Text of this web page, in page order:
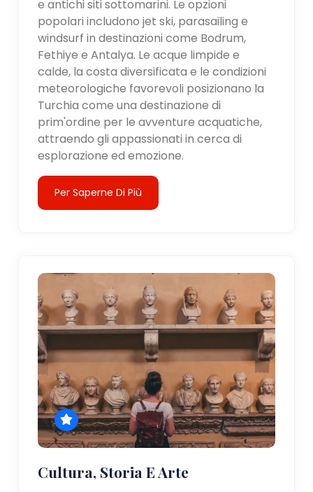
e antichi siti sottomarini. Le opzioni
popolari includono jet ski, parasailing e
windsurf in destinazioni come Bodrum,
Fethiye e Antalya. Le acque limpide e
calde, la costa diversificata e le condizioni
meteorologiche favorevoli posizionano la
Turchia come una destinazione di
prim'ordine per le avventure acquatiche,
attraendo gli appassionati in cerca di
esplorazione ed emozione.
Per Saperne Di Più
Cultura, Storia E Arte